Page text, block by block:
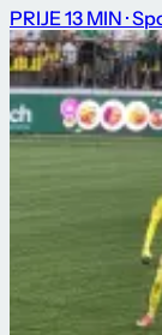
PRIJE 13 MIN ·